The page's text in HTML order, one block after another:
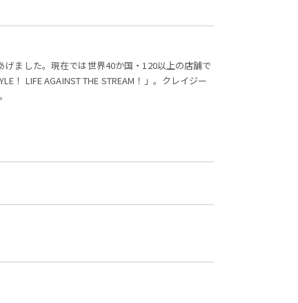
ました。現在では世界40か国・120以上の店舗で
！ LIFE AGAINST THE STREAM！」。クレイジー